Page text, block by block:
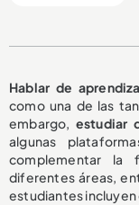
Hablar de
como una de las
embargo, estudiar
algunas
complementar la
diferentes áreas,
estudiantes incluyen